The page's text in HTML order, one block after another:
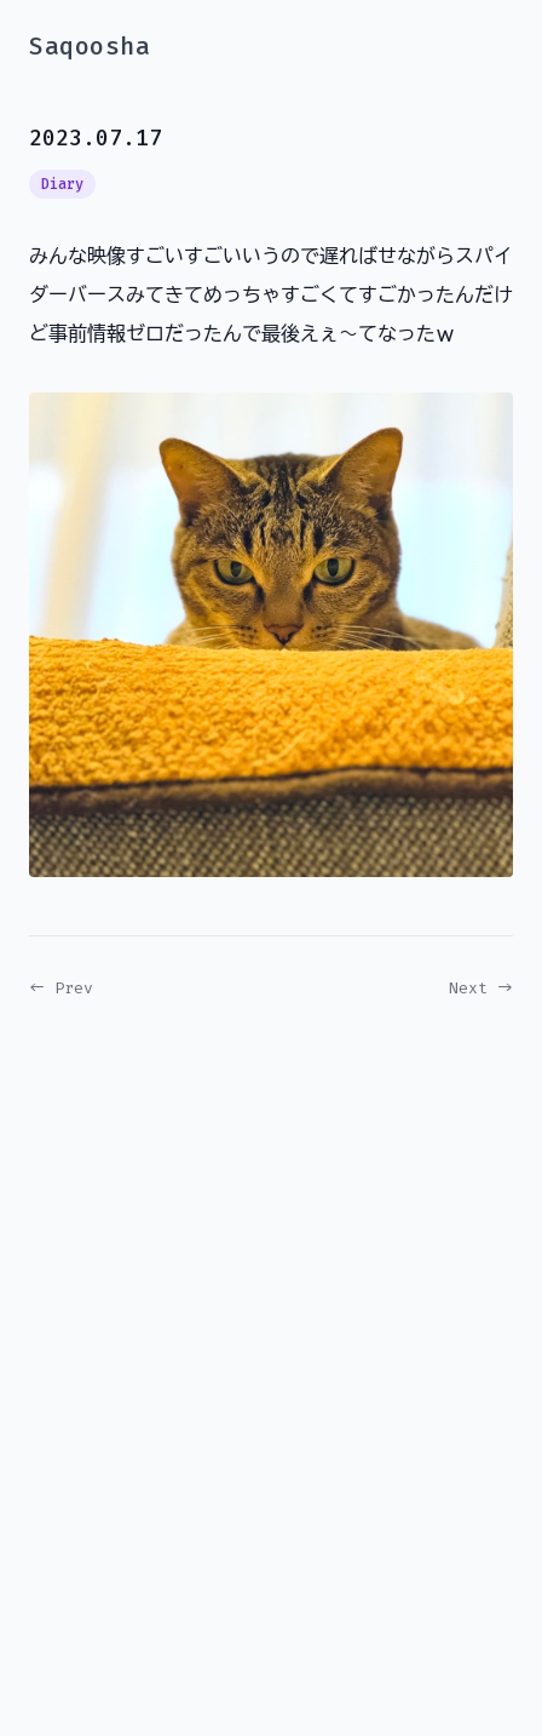
Saqoosha
2023.07.17
Diary
みんな映像すごいすごいいうので遅ればせながらスパイ
ダーバースみてきてめっちゃすごくてすごかったんだけ
ど事前情報ゼロだったんで最後えぇ～てなったｗ
← Prev Next →